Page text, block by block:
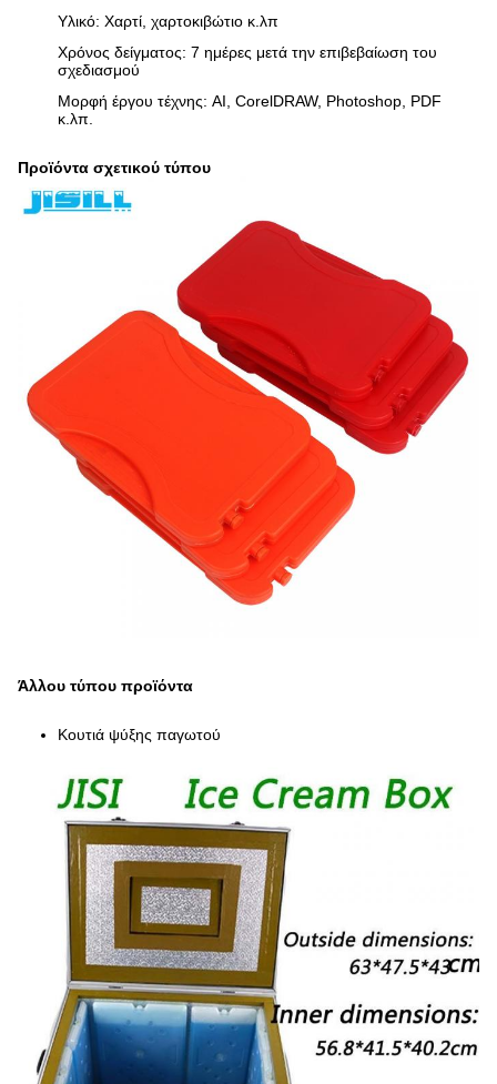
Υλικό: Χαρτί, χαρτοκιβώτιο κ.λπ
Χρόνος δείγματος: 7 ημέρες μετά την επιβεβαίωση του
σχεδιασμού
Μορφή έργου τέχνης: AI, CorelDRAW, Photoshop, PDF
κ.λπ.
Προϊόντα σχετικού τύπου
Άλλου τύπου προϊόντα
Κουτιά ψύξης παγωτού